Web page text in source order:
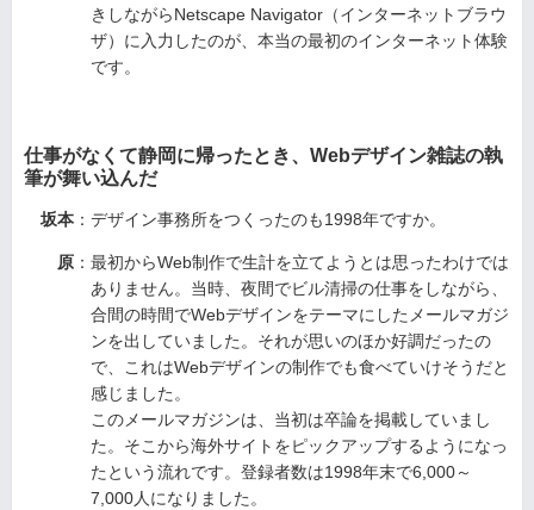
きしながらNetscape Navigator（インターネットブラウ
ザ）に入力したのが、本当の最初のインターネット体験
です。
仕事がなくて静岡に帰ったとき、Webデザイン雑誌の執
筆が舞い込んだ
坂本 ：デザイン事務所をつくったのも1998年ですか。
原 ：最初からWeb制作で生計を立てようとは思ったわけでは
ありません。当時、夜間でビル清掃の仕事をしながら、
合間の時間でWebデザインをテーマにしたメールマガジ
ンを出していました。それが思いのほか好調だったの
で、これはWebデザインの制作でも食べていけそうだと
感じました。
このメールマガジンは、当初は卒論を掲載していまし
た。そこから海外サイトをピックアップするようになっ
たという流れです。登録者数は1998年末で6,000～
7,000人になりました。